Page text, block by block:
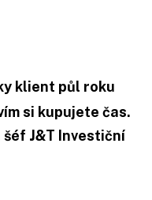
klient půl roku
si kupujete čas.
šéf J&T Investiční